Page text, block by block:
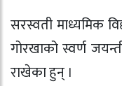
सरस्वती माध्यमिक
गोरखाको स्वर्ण
राखेका हुन् ।